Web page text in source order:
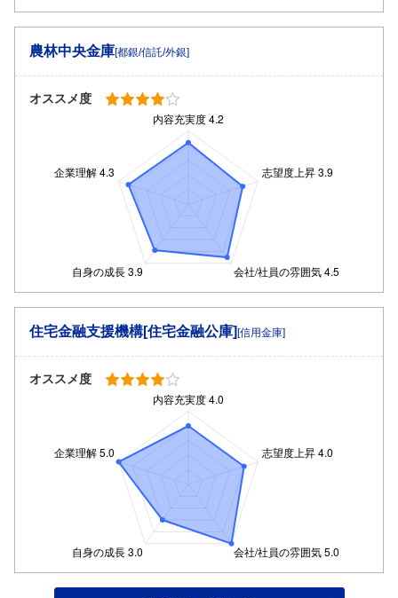
農林中央金庫[都銀/信託/外銀]
オススメ度
住宅金融支援機構[住宅金融公庫][信用金庫]
オススメ度